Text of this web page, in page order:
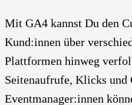
Mit GA4 kannst Du den
Kund:innen über
Plattformen hinweg
Seitenaufrufe, Klicks und
Eventmanager:innen